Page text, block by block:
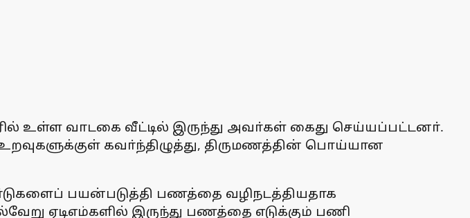
வாடகை வீட்டில் இருந்து அவா்கள் கைது செய்யப்பட்டனா்.
கவா்ந்திழுத்து, திருமணத்தின் பொய்யான
பயன்படுத்தி பணத்தை வழிநடத்தியதாக
ஏடிஎம்களில் இருந்து பணத்தை எடுக்கும் பணி